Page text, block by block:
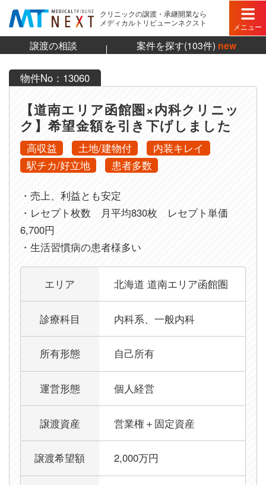
クリニックの譲渡・承継開業なら
メディカルトリビューンネクスト
メニュー
譲渡の相談 案件を探す(103件) new
物件No：13060
【道南エリア函館圏×内科クリニッ
ク】希望金額を引き下げしました
高収益 土地/建物付
内装キレイ
駅チカ/好立地
患者多数
・売上、利益とも安定
・レセプト枚数 月平均830枚 レセプト単価
6,700円
・生活習慣病の患者様多い
エリア 北海道 道南エリア函館圏
診療科目 内科系、一般内科
所有形態 自己所有
運営形態 個人経営
譲渡資産 営業権＋固定資産
譲渡希望額 2,000万円